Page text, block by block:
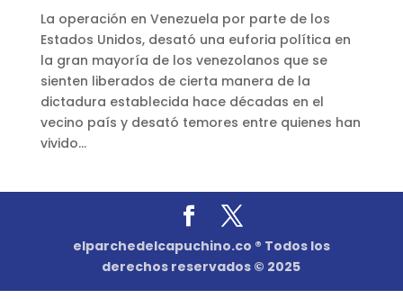
La operación en Venezuela por parte de los
Estados Unidos, desató una euforia política en
la gran mayoría de los venezolanos que se
sienten liberados de cierta manera de la
dictadura establecida hace décadas en el
vecino país y desató temores entre quienes han
vivido...
elparchedelcapuchino.co ® Todos los
derechos reservados © 2025